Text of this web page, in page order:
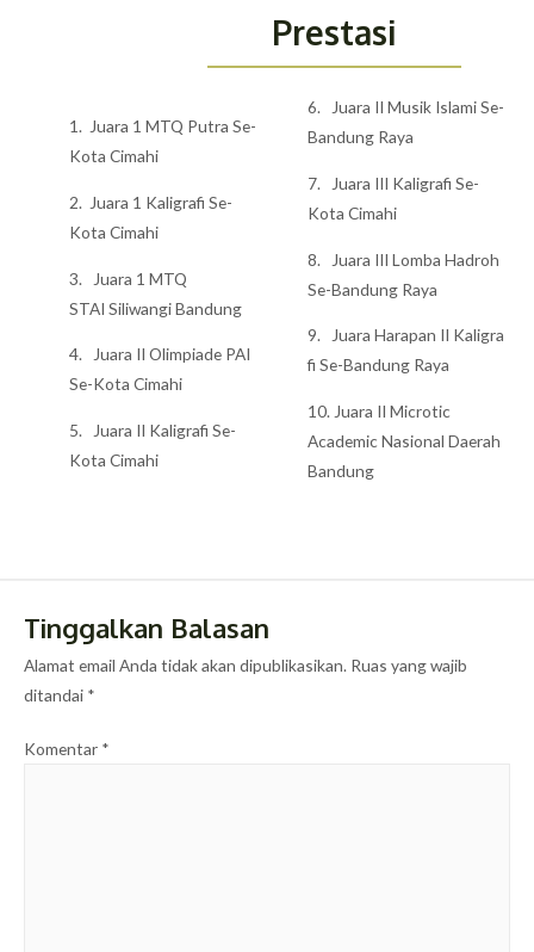
Prestasi
1. Juara 1 MTQ Putra Se-
Kota Cimahi
2. Juara 1 Kaligrafi Se-
Kota Cimahi
3. Juara 1 MTQ
STAI Siliwangi Bandung
4. Juara II Olimpiade PAI
Se-Kota Cimahi
5. Juara II Kaligrafi Se-
Kota Cimahi
6. Juara II Musik Islami Se-
Bandung Raya
7. Juara III Kaligrafi Se-
Kota Cimahi
8. Juara III Lomba Hadroh
Se-Bandung Raya
9. Juara Harapan II Kaligra
fi Se-Bandung Raya
10. Juara II Microtic
Academic Nasional Daerah
Bandung
Tinggalkan Balasan
Alamat email Anda tidak akan dipublikasikan. Ruas yang wajib
ditandai *
Komentar *